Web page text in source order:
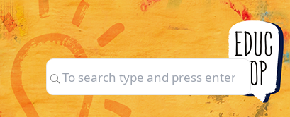
Skip
to
content
Search
for:
Search